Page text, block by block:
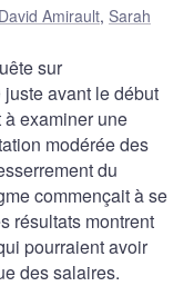
David Amirault, Sarah
sur
avant le début
examiner une
modérée des
du
commençait à se
résultats montrent
pourraient avoir
des salaires.